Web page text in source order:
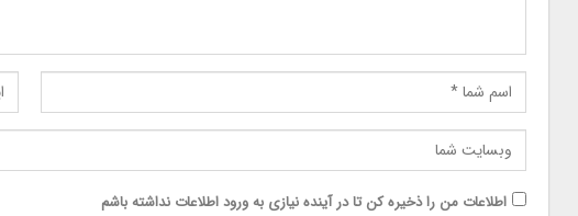
اطلاعات من را ذخیره کن تا در آینده نیازی به ورود اطلاعات نداشته باشم